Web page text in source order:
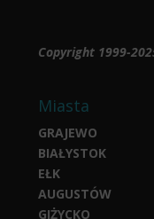
Copyright 1999-
Miasta
GRAJEWO
BIAŁYSTOK
EŁK
AUGUSTÓW
GIŻYCKO